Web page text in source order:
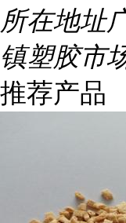
所在地址
镇塑胶市
推荐产品